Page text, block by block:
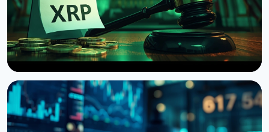
НОВОСТЬ
Сенат США отложил голосование по Clarity Act
до сентября